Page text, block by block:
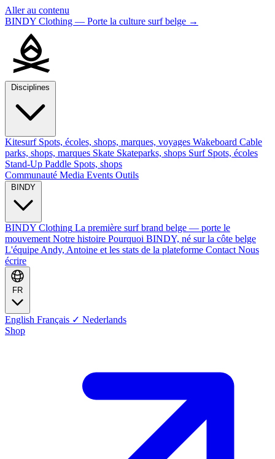
Aller au contenu
BINDY Clothing — Porte la culture surf belge →
Kitesurf Spots, écoles, shops, marques, voyages Wakeboard Cable
parks, shops, marques Skate Skateparks, shops Surf Spots, écoles
Stand-Up Paddle Spots, shops
Communauté Media Events Outils
BINDY Clothing La première surf brand belge — porte le
mouvement Notre histoire Pourquoi BINDY, né sur la côte belge
L'équipe Andy, Antoine et les stats de la plateforme Contact Nous
écrire
English Français ✓ Nederlands
Shop